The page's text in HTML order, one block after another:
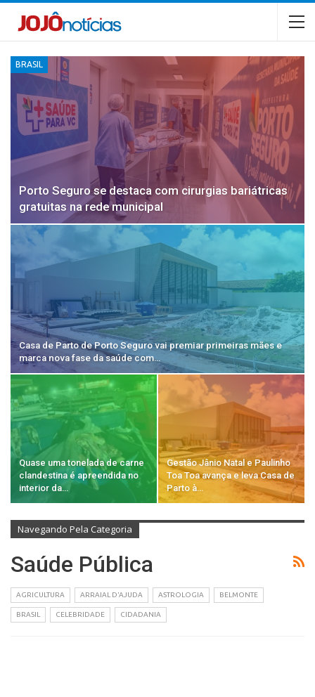
BRASIL
Porto Seguro se destaca com cirurgias bariátricas
gratuitas na rede municipal
Casa de Parto de Porto Seguro vai premiar primeiras mães e
marca nova fase da saúde com…
Quase uma tonelada de carne
clandestina é apreendida no
interior da…
Gestão Jânio Natal e Paulinho
Toa Toa avança e leva Casa de
Parto à…
Navegando Pela Categoria
Saúde Pública
AGRICULTURA ARRAIAL D'AJUDA ASTROLOGIA BELMONTE
BRASIL CELEBRIDADE CIDADANIA